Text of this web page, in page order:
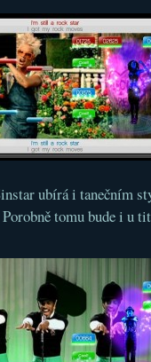
ubírá i tanečním
tomu bude i u